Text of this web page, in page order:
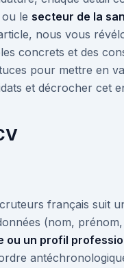
ou le secteur de la
nous vous
concrets et des
pour mettre en
et décrocher cet
français suit
(nom,
ou un profil